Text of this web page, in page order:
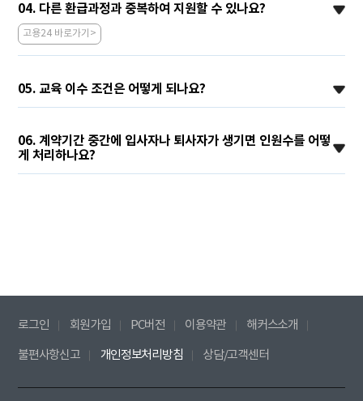
04. 다른 환급과정과 중복하여 지원할 수 있나요?
고용24 바로가기>
05. 교육 이수 조건은 어떻게 되나요?
06. 계약기간 중간에 입사자나 퇴사자가 생기면 인원수를 어떻
게 처리하나요?
로그인 회원가입 PC버전 이용약관 해커스소개
불편사항신고 개인정보처리방침 상담/고객센터